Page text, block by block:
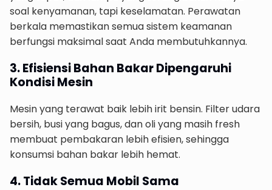
soal kenyamanan, tapi keselamatan. Perawatan
berkala memastikan semua sistem keamanan
berfungsi maksimal saat Anda membutuhkannya.
3. Efisiensi Bahan Bakar Dipengaruhi
Kondisi Mesin
Mesin yang terawat baik lebih irit bensin. Filter udara
bersih, busi yang bagus, dan oli yang masih fresh
membuat pembakaran lebih efisien, sehingga
konsumsi bahan bakar lebih hemat.
4. Tidak Semua Mobil Sama